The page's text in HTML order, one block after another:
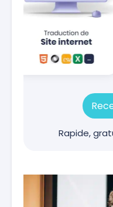
Rapide,